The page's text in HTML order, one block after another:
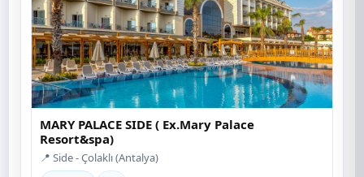
MARY PALACE SIDE ( Ex.Mary Palace
Resort&spa)
📍 Side - Çolaklı (Antalya)